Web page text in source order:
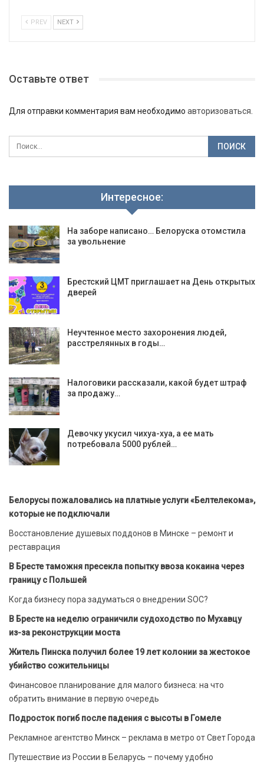
PREV NEXT
Оставьте ответ
Для отправки комментария вам необходимо авторизоваться.
Интересное:
На заборе написано… Белоруска отомстила
за увольнение
Брестский ЦМТ приглашает на День открытых
дверей
Неучтенное место захоронения людей,
расстрелянных в годы…
Налоговики рассказали, какой будет штраф
за продажу…
Девочку укусил чихуа-хуа, а ее мать
потребовала 5000 рублей…
Белорусы пожаловались на платные услуги «Белтелекома»,
которые не подключали
Восстановление душевых поддонов в Минске – ремонт и
реставрация
В Бресте таможня пресекла попытку ввоза кокаина через
границу с Польшей
Когда бизнесу пора задуматься о внедрении SOC?
В Бресте на неделю ограничили судоходство по Мухавцу
из-за реконструкции моста
Житель Пинска получил более 19 лет колонии за жестокое
убийство сожительницы
Финансовое планирование для малого бизнеса: на что
обратить внимание в первую очередь
Подросток погиб после падения с высоты в Гомеле
Рекламное агентство Минск – реклама в метро от Свет Города
Путешествие из России в Беларусь – почему удобно